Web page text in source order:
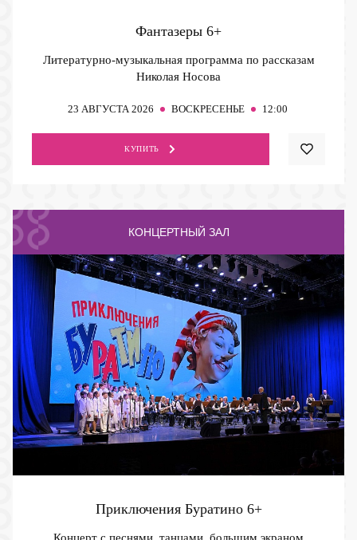
Фантазеры 6+
Литературно-музыкальная программа по рассказам
Николая Носова
23 АВГУСТА 2026 ВОСКРЕСЕНЬЕ 12:00
КУПИТЬ
КОНЦЕРТНЫЙ ЗАЛ
Приключения Буратино 6+
Концерт с песнями, танцами, большим экраном